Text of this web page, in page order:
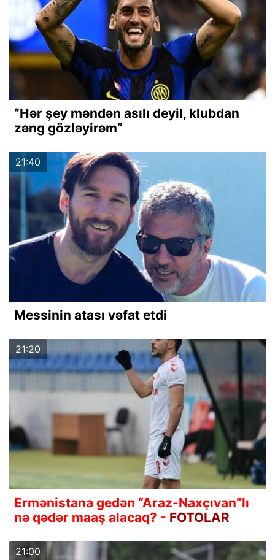
“Hər şey məndən asılı deyil, klubdan
zəng gözləyirəm”
21:40
Messinin atası vəfat etdi
21:20
Ermənistana gedən “Araz-Naxçıvan”lı
nə qədər maaş alacaq? - FOTOLAR
21:00